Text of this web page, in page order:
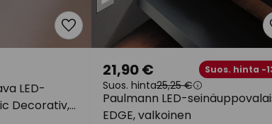
LED-
Decorativ,
Paulmann LED-
EDGE, valkoinen
21,90 € Suos. hinta -
Suos. hinta25,25 €